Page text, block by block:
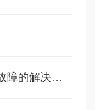
速收藏！透反射明暗场金相显微镜常见故障的解决方法分享